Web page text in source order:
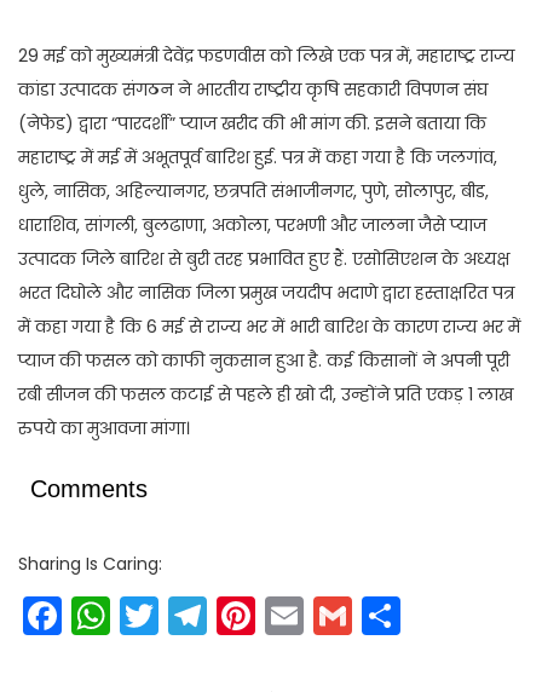
29 मई को मुख्यमंत्री देवेंद्र फडणवीस को लिखे एक पत्र में, महाराष्ट्र राज्य
कांडा उत्पादक संगठन ने भारतीय राष्ट्रीय कृषि सहकारी विपणन संघ
(नेफेड) द्वारा “पारदर्शी” प्याज खरीद की भी मांग की. इसने बताया कि
महाराष्ट्र में मई में अभूतपूर्व बारिश हुई. पत्र में कहा गया है कि जलगांव,
धुले, नासिक, अहिल्यानगर, छत्रपति संभाजीनगर, पुणे, सोलापुर, बीड,
धाराशिव, सांगली, बुलढाणा, अकोला, परभणी और जालना जैसे प्याज
उत्पादक जिले बारिश से बुरी तरह प्रभावित हुए हैं. एसोसिएशन के अध्यक्ष
भरत दिघोले और नासिक जिला प्रमुख जयदीप भदाणे द्वारा हस्ताक्षरित पत्र
में कहा गया है कि 6 मई से राज्य भर में भारी बारिश के कारण राज्य भर में
प्याज की फसल को काफी नुकसान हुआ है. कई किसानों ने अपनी पूरी
रबी सीजन की फसल कटाई से पहले ही खो दी, उन्होंने प्रति एकड़ 1 लाख
रुपये का मुआवजा मांगा।
Comments
Sharing Is Caring:
Facebook
WhatsApp
Twitter
Telegram
Pinterest
EmailGmail